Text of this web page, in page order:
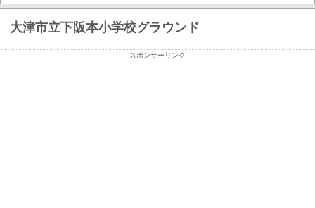
大津市立下阪本小学校グラウンド
スポンサーリンク